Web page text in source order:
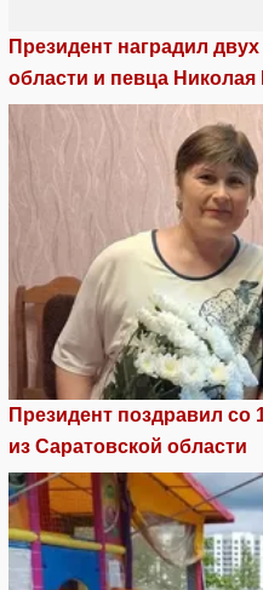
Президент наградил
области и певца Николая
Президент поздравил со
из Саратовской области